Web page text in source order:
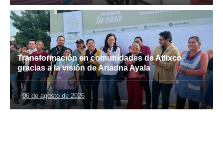
Transformación en comunidades de Atlixco
gracias a la visión de Ariadna Ayala
06 de agosto de 2026